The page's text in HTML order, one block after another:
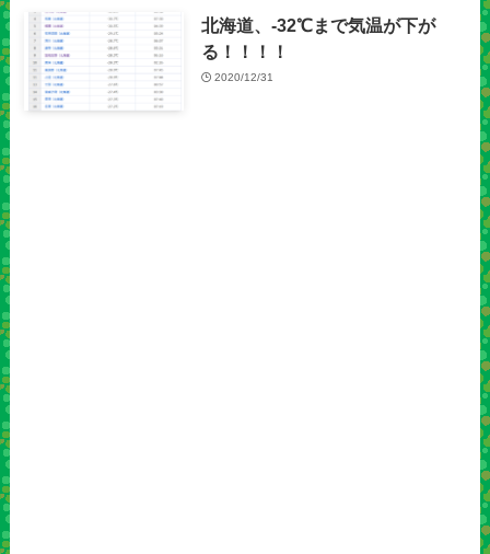
北海道、-32℃まで気温が下が
る！！！！
2020/12/31